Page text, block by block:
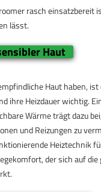
rasch einsatzbereit
lässt.
Haut
Haut haben, ist
ihre Heizdauer wichtig.
Wärme trägt dazu
und Reizungen zu
Heiztechnik
der sich auf die